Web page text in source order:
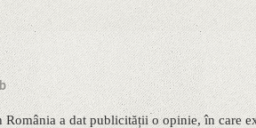
România a dat publicității o opinie, în care